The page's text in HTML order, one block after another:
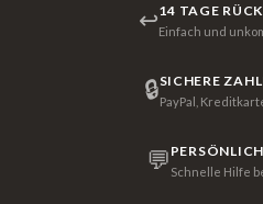
↩14 TAGE
Einfach und
🔒SICHERE
PayPal,
💬 Schnelle Hilfe